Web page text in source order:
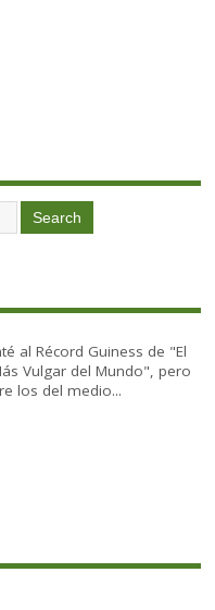
al Récord Guiness de "El
Vulgar del Mundo", pero
los del medio...